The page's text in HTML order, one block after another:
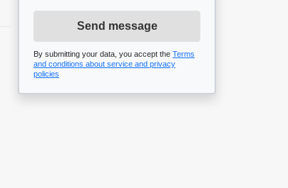
Send message
By submitting your data, you accept the Terms
and conditions about service and privacy
policies